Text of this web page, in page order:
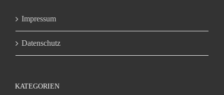
Impressum
Datenschutz
KATEGORIEN